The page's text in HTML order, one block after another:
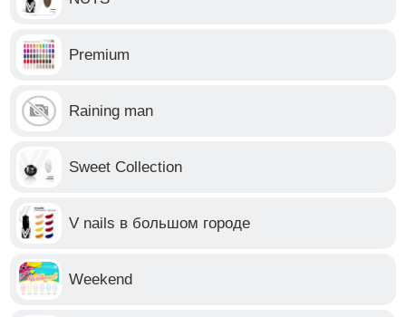
Premium
Raining man
Sweet Collection
V nails в большом городе
Weekend